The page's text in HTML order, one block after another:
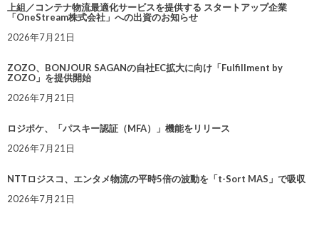
上組／コンテナ物流最適化サービスを提供する スタートアップ企業
「OneStream株式会社」への出資のお知らせ
2026年7月21日
ZOZO、BONJOUR SAGANの自社EC拡大に向け「Fulfillment by
ZOZO」を提供開始
2026年7月21日
ロジポケ、「パスキー認証（MFA）」機能をリリース
2026年7月21日
NTTロジスコ、エンタメ物流の平時5倍の波動を「t-Sort MAS」で吸収
2026年7月21日